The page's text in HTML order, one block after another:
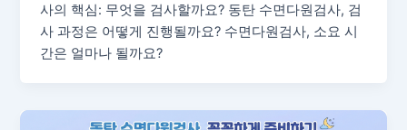
사의 핵심: 무엇을 검사할까요? 동탄 수면다원검사, 검
사 과정은 어떻게 진행될까요? 수면다원검사, 소요 시
간은 얼마나 될까요?